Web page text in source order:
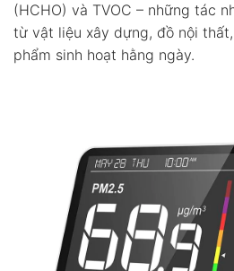
(HCHO) và TVOC – những tác
từ vật liệu xây dựng, đồ nội
phẩm sinh hoạt hằng ngày.